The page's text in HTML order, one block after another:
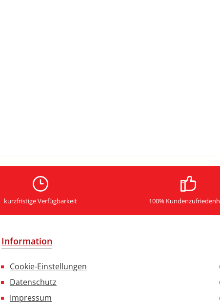
kurzfristige Verfügbarkeit 100%
Information
Cookie-Einstellungen
Datenschutz
Impressum